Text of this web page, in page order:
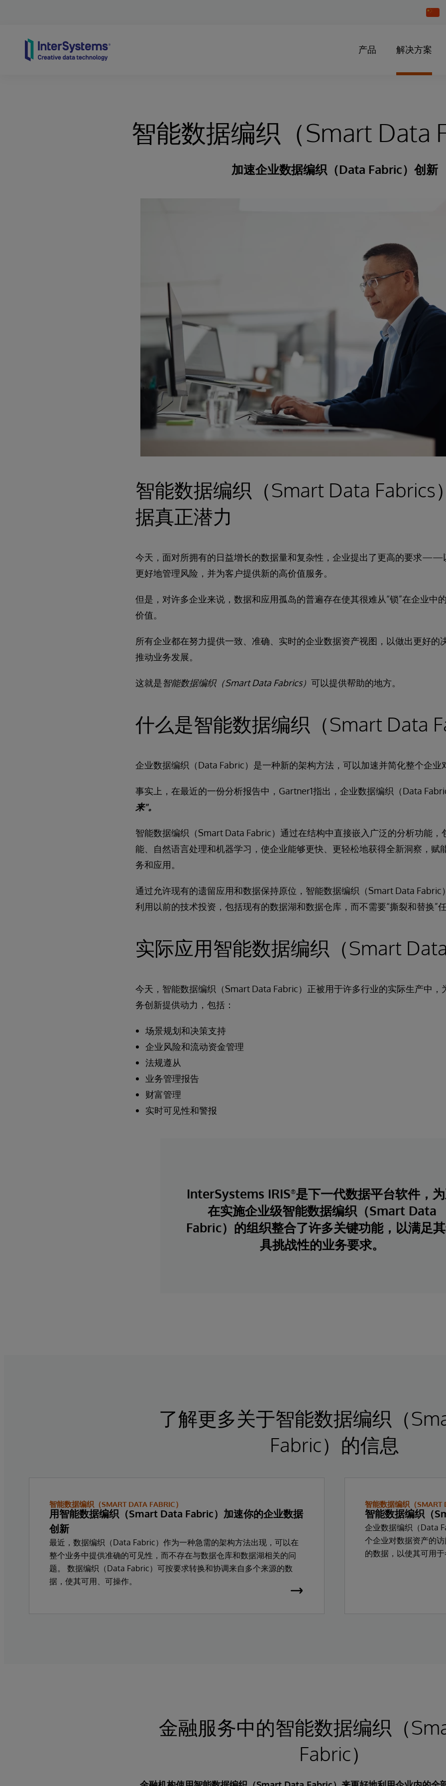
Change
Country
产品 解决方案
智能数据编织（Smart Data
加速企业数据编织（Data Fabric）创新
智能数据编织（Smart Data Fabrics
据真正潜力
今天，面对所拥有的日益增长的数据量和复杂性，企业提出了更高的要求——
更好地管理风险，并为客户提供新的高价值服务。
但是，对许多企业来说，数据和应用孤岛的普遍存在使其很难从“锁”在企业中
价值。
所有企业都在努力提供一致、准确、实时的企业数据资产视图，以做出更好的
推动业务发展。
这就是智能数据编织（Smart Data Fabrics） 可以提供帮助的地方。
什么是智能数据编织（Smart Data
企业数据编织（Data Fabric）是一种新的架构方法，可以加速并简化整个企业
事实上，在最近的一份分析报告中，Gartner1指出，企业数据编织（Data Fabric
来"。
智能数据编织（Smart Data Fabric）通过在结构中直接嵌入广泛的分析功能，
能、自然语言处理和机器学习，使企业能够更快、更轻松地获得全新洞察，赋
务和应用。
通过允许现有的遗留应用和数据保持原位，智能数据编织（Smart Data Fabric
利用以前的技术投资，包括现有的数据湖和数据仓库，而不需要“撕裂和替换”任
实际应用智能数据编织（Smart Data
今天，智能数据编织（Smart Data Fabric）正被用于许多行业的实际生产中，
务创新提供动力，包括：
场景规划和决策支持
企业风险和流动资金管理
法规遵从
业务管理报告
财富管理
实时可见性和警报
InterSystems IRIS®是下一代数据平台软件，
在实施企业级智能数据编织（Smart Data
Fabric）的组织整合了许多关键功能，以满足
具挑战性的业务要求。
了解更多关于智能数据编织（
Fabric）的信息
智能数据编织（SMART DATA FABRIC）
用智能数据编织（Smart Data Fabric）加速你的企业数据
创新
最近，数据编织（Data Fabric）作为一种急需的架构方法出现，可以在
整个业务中提供准确的可见性，而不存在与数据仓库和数据湖相关的问
题。 数据编织（Data Fabric）可按要求转换和协调来自多个来源的数
据，使其可用、可操作。
智能数据编织（SMART
智能数据编织（
企业数据编织（Data
个企业对数据资产的
的数据，以使其可用
金融服务中的智能数据编织（
Fabric）